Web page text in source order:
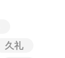
久礼